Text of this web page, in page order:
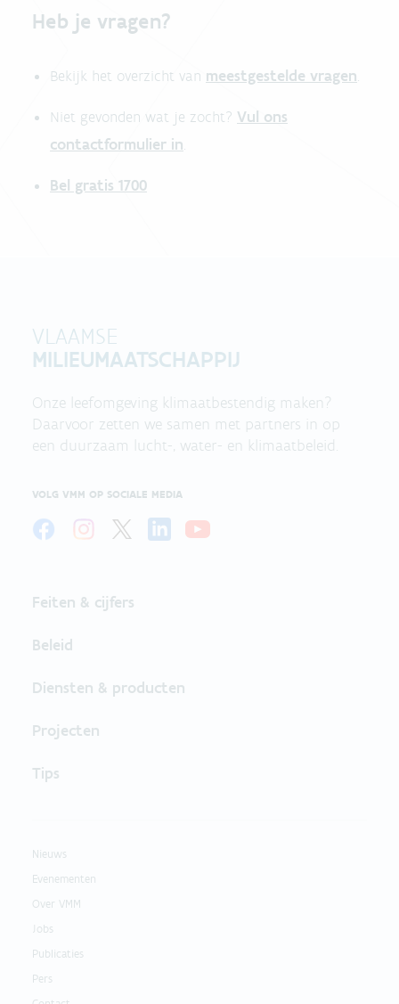
Heb je vragen?
Bekijk het overzicht van meestgestelde vragen
Niet gevonden wat je zocht? Vul ons
contactformulier in
Bel gratis 1700
VLAAMSE
MILIEUMAATSCHAPPIJ
Onze leefomgeving klimaatbestendig maken?
Daarvoor zetten we samen met partners in op
een duurzaam lucht-, water- en klimaatbeleid.
VOLG VMM OP SOCIALE MEDIA
Feiten & cijfers
Beleid
Diensten & producten
Projecten
Tips
Nieuws
Evenementen
Over VMM
Jobs
Publicaties
Pers